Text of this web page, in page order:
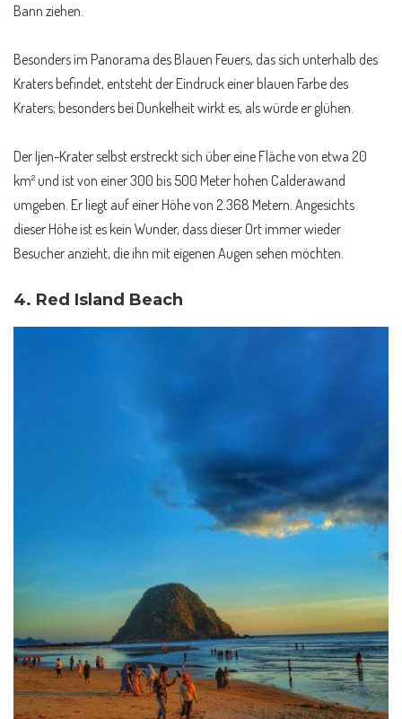
Bann ziehen.
Besonders im Panorama des Blauen Feuers, das sich unterhalb des
Kraters befindet, entsteht der Eindruck einer blauen Farbe des
Kraters; besonders bei Dunkelheit wirkt es, als würde er glühen.
Der Ijen-Krater selbst erstreckt sich über eine Fläche von etwa 20
km² und ist von einer 300 bis 500 Meter hohen Calderawand
umgeben. Er liegt auf einer Höhe von 2.368 Metern. Angesichts
dieser Höhe ist es kein Wunder, dass dieser Ort immer wieder
Besucher anzieht, die ihn mit eigenen Augen sehen möchten.
4. Red Island Beach